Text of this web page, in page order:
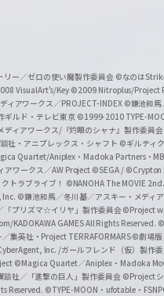
ー／ゼロの使い魔製作委員会 ©なのは
VisualArt's/Key ©2009 Nitroplus/Project
ィアワークス／PROJECT-INDEX ©鎌池和馬
ギルド・テレビ東京 ©1999-2010 TYPE-
ィアワークス/『灼眼のシャナ』製作委員会
社・アニプレックス・シャフト ©ギルティ
Quartet/Aniplex・Madoka Partners・
アワークス／AW Project ©SEGA / ©Crypton
トラブライブ！ ©NANOHA The MOVIE 2nd
©鎌池和馬／冬川基／アスキー・メディ
「プリズマ☆イリヤ」製作委員会©Project
KADOKAWA GAMES All Rights Reserved.
集英社・Project TERRAFORMARS©劇場版
Inc. /ガールフレンド（仮）製作
©Magica Quartet／Aniplex・Madoka
社／「進撃の巨人」製作委員会 ©Project
Reserved. ©TYPE-MOON・ufotable・